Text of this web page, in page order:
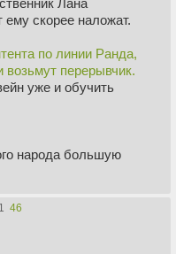
скорее наложат.
по линии Ранда,
возьмут перерывчик.
уже и обучить
народа большую
46